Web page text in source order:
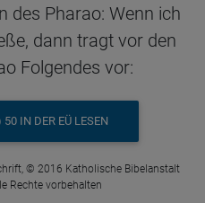
des Pharao: Wenn ich
dann tragt vor den
Folgendes vor:
IN DER EÜ LESEN
© 2016 Katholische Bibelanstalt
Rechte vorbehalten